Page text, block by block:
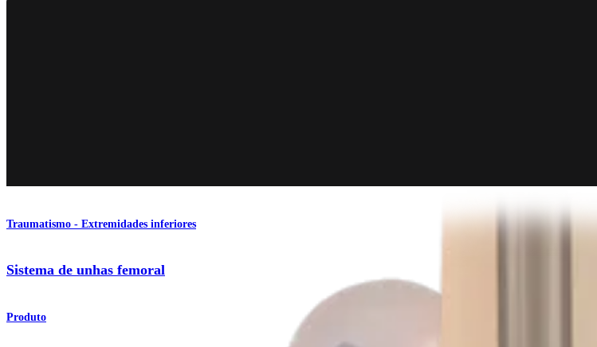
Traumatismo - Extremidades inferiores
Sistema de unhas femoral
Produto